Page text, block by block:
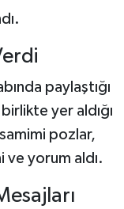
paylaştığı
yer aldığı
pozlar,
ve yorum aldı.